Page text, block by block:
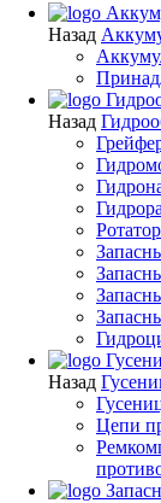
Назад
Назад
Назад
Цепи